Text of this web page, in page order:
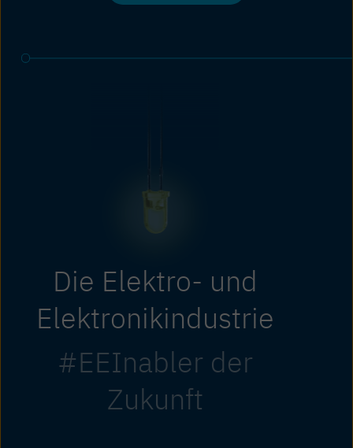
Die Elektro- und
Elektronikindustrie
#EEInabler der
Zukunft